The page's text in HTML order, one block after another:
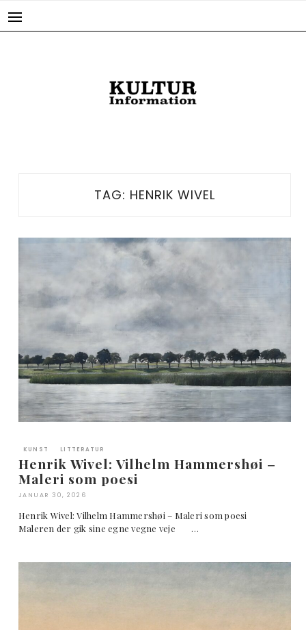
TAG: HENRIK WIVEL
KUNST LITTERATUR
Henrik Wivel: Vilhelm Hammershøi –
Maleri som poesi
JANUAR 30, 2026
Henrik Wivel: Vilhelm Hammershøi – Maleri som poesi
Maleren der gik sine egne vegne veje …